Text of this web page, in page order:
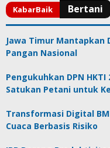
Jawa Timur Mantapkan
Pangan Nasional
Pengukuhkan DPN HKTI
Satukan Petani untuk
Transformasi Digital
Cuaca Berbasis Risiko